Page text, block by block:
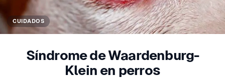
CUIDADOS
Síndrome de Waardenburg-
Klein en perros